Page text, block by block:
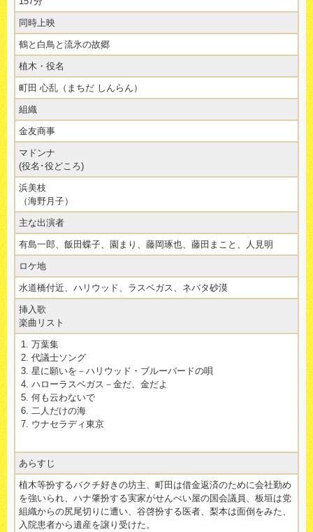
同時上映
鶴と白鳥と流氷の故郷
植木・役名
町田 心乱（まちだ しんらん）
組織
金友商事
マドンナ
(役名･役どころ)
浜美枝
（海野月子）
主な出演者
有島一郎、飯田蝶子、園まり、藤岡琢也、藤田まこと、人見明
ロケ地
水道橋付近、ハリウッド、ラスベガス、ネバタ砂漠
挿入歌
楽曲リスト
万葉集
代議士ソング
星に願いを－ハリウッド・ブルーバードの唄
ハローラスベガス－金だ、金だよ
何も云わないで
二人だけの海
ウナセラディ東京
あらすじ
植木等扮するバクチ好きの坊主、町田は借金返済のために会社勤め
を強いられ、ハナ肇扮する実家がせんべい屋の国会議員、板垣は党
組織からの尻尾切りに遭い、谷啓扮する医者、梨本は面倒をみた、
入院患者から遺産を譲り受けた。